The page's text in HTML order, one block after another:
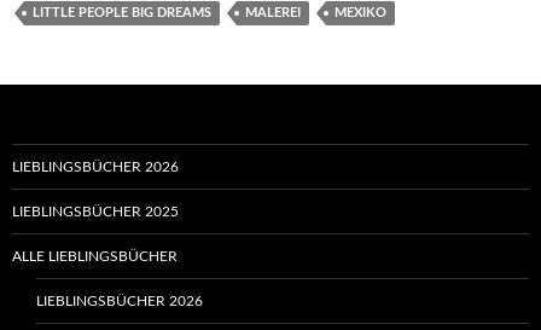
LITTLE PEOPLE BIG DREAMS MALEREI MEXIKO
LIEBLINGSBÜCHER 2026
LIEBLINGSBÜCHER 2025
ALLE LIEBLINGSBÜCHER
LIEBLINGSBÜCHER 2026